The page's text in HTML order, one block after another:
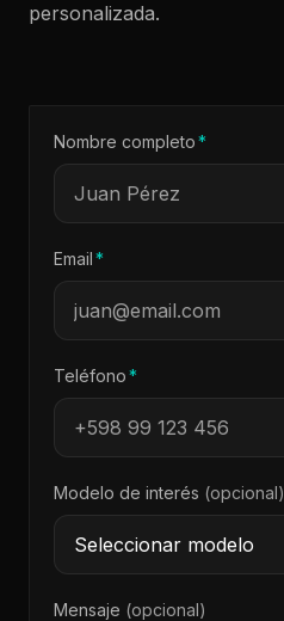
personalizada.
Nombre completo(requerido)
*
Email(requerido)
*
Teléfono(requerido)
*
Modelo de interés (opcional)
Mensaje (opcional)